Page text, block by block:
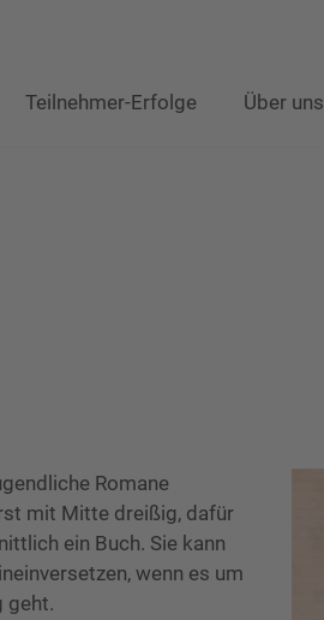
Teilnehmer-Erfolge Über uns
Romane
mit Mitte dreißig, dafür
ein Buch. Sie kann
wenn es um
geht.